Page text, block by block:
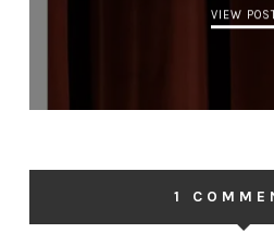
VIEW
1